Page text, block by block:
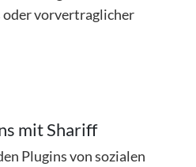
oder vorvertraglicher
mit Shariff
Plugins von sozialen